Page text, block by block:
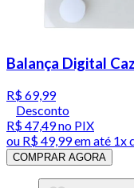
Balança Digital
R$ 69,99
Desconto
R$ 47,49no PIX
ou R$ 49,99em até 1x
COMPRAR AGORA